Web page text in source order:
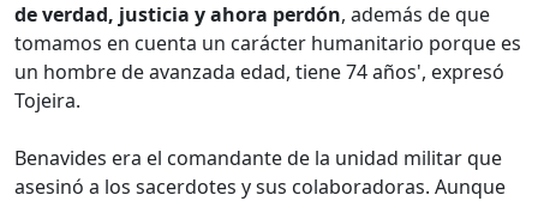
de verdad, justicia y ahora perdón, además de que
tomamos en cuenta un carácter humanitario porque es
un hombre de avanzada edad, tiene 74 años', expresó
Tojeira.
Benavides era el comandante de la unidad militar que
asesinó a los sacerdotes y sus colaboradoras. Aunque